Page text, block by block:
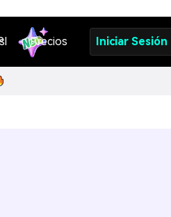
Precios Iniciar Sesión